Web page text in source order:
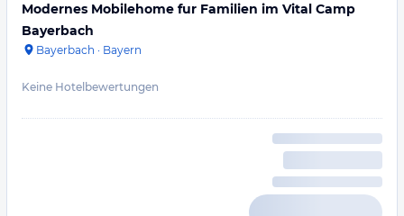
Modernes Mobilehome fur Familien im Vital Camp
Bayerbach
Bayerbach · Bayern
Keine Hotelbewertungen